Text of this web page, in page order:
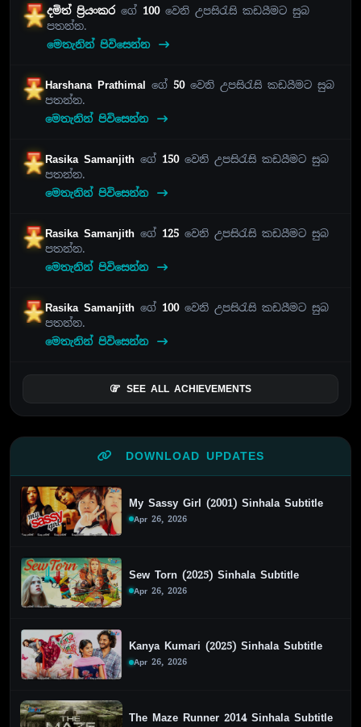
දමිත් ප්‍රියංකරගේ 100වෙනි උපසිරැසි කඩයීමට සුබ
පතන්න.
මෙතැනින් පිවිසෙන්න
Harshana Prathimal ගේ 50වෙනි උපසිරැසි කඩයීමට සුබ
පතන්න.
මෙතැනින් පිවිසෙන්න
Rasika Samanjithගේ 150වෙනි උපසිරැසි කඩයීමට සුබ
පතන්න.
මෙතැනින් පිවිසෙන්න
Rasika Samanjithගේ 125 වෙනි උපසිරැසි කඩයීමට සුබ
පතන්න.
මෙතැනින් පිවිසෙන්න
Rasika Samanjithගේ 100වෙනි උපසිරැසි කඩයීමට සුබ
පතන්න.
මෙතැනින් පිවිසෙන්න
SEE ALL ACHIEVEMENTS
DOWNLOAD UPDATES
My Sassy Girl (2001) Sinhala Subtitle
Apr 26, 2026
Sew Torn (2025) Sinhala Subtitle
Apr 26, 2026
Kanya Kumari (2025) Sinhala Subtitle
Apr 26, 2026
The Maze Runner 2014 Sinhala Subtitle